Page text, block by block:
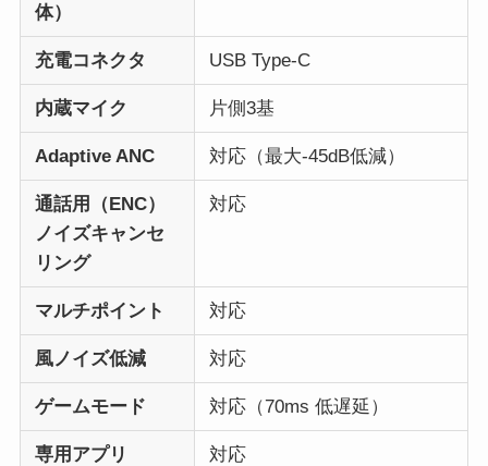
体）
充電コネクタ USB Type-C
内蔵マイク 片側3基
Adaptive ANC 対応（最大-45dB低減）
通話用（ENC）
ノイズキャンセ
リング
対応
マルチポイント 対応
風ノイズ低減 対応
ゲームモード 対応（70ms 低遅延）
専用アプリ 対応